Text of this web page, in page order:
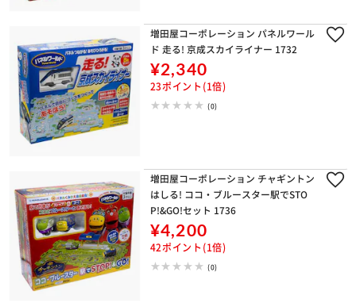
増田屋コーポレーション パネルワール
ド 走る! 京成スカイライナー 1732
¥2,340
23ポイント(1倍)
(0)
増田屋コーポレーション チャギントン
はしる! ココ・ブルースター駅でSTO
P!&GO!セット 1736
¥4,200
42ポイント(1倍)
(0)